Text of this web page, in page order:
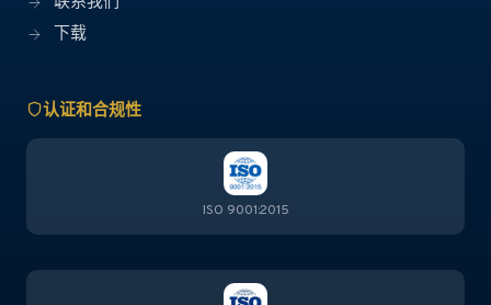
下载
认证和合规性
ISO 9001:2015